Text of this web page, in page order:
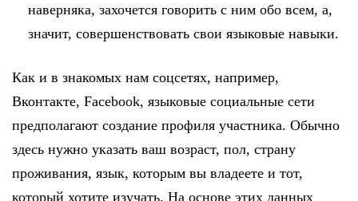
наверняка, захочется говорить с ним обо всем, а,
значит, совершенствовать свои языковые навыки.
Как и в знакомых нам соцсетях, например,
Вконтакте, Facebook, языковые социальные сети
предполагают создание профиля участника. Обычно
здесь нужно указать ваш возраст, пол, страну
проживания, язык, которым вы владеете и тот,
который хотите изучать. На основе этих данных